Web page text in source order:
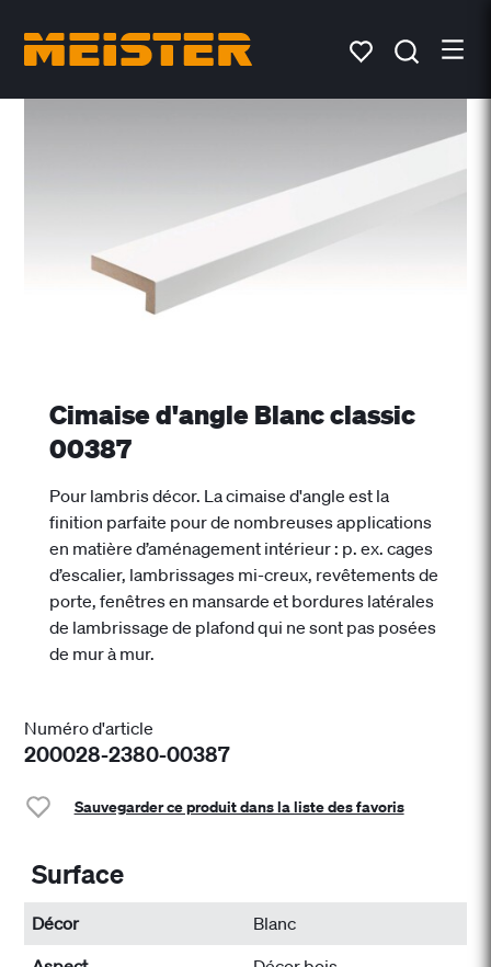
Cimaise d'angle Blanc classic
00387
Pour lambris décor. La cimaise d'angle est la
finition parfaite pour de nombreuses applications
en matière d’aménagement intérieur : p. ex. cages
d’escalier, lambrissages mi-creux, revêtements de
porte, fenêtres en mansarde et bordures latérales
de lambrissage de plafond qui ne sont pas posées
de mur à mur.
Numéro d'article
200028-2380-00387
Sauvegarder ce produit dans la liste des favoris
Surface
Décor
Blanc